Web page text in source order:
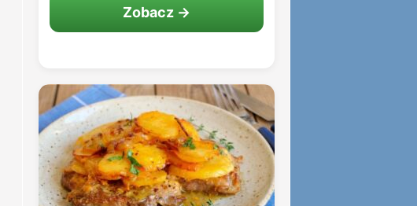
Zobacz →